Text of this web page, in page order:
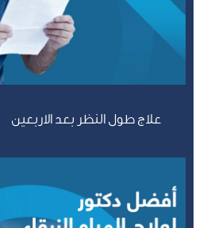
علاج طول النظر بعد الاربعين